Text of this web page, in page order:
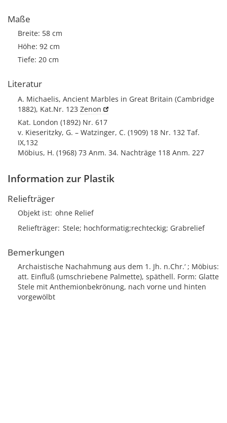
Maße
Breite: 58 cm
Höhe: 92 cm
Tiefe: 20 cm
Literatur
A. Michaelis, Ancient Marbles in Great Britain (Cambridge
1882), Kat.Nr. 123 Zenon
Kat. London (1892) Nr. 617
v. Kieseritzky, G. – Watzinger, C. (1909) 18 Nr. 132 Taf.
IX,132
Möbius, H. (1968) 73 Anm. 34. Nachträge 118 Anm. 227
Information zur Plastik
Reliefträger
Objekt ist ohne Relief
Reliefträger Stele; hochformatig;rechteckig; Grabrelief
Bemerkungen
Archaistische Nachahmung aus dem 1. Jh. n.Chr.‘ ; Möbius:
att. Einfluß (umschriebene Palmette), späthell. Form: Glatte
Stele mit Anthemionbekrönung, nach vorne und hinten
vorgewölbt